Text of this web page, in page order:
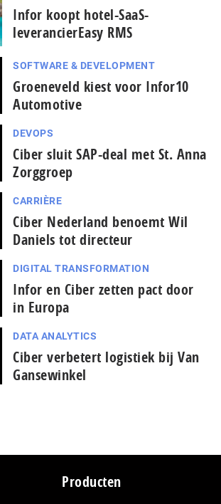
Infor koopt hotel-SaaS-
leverancierEasy RMS
SOFTWARE & DEVELOPMENT
Groeneveld kiest voor Infor10
Automotive
DEVOPS
Ciber sluit SAP-deal met St. Anna
Zorggroep
CARRIÈRE
Ciber Nederland benoemt Wil
Daniels tot directeur
DIGITAL TRANSFORMATION
Infor en Ciber zetten pact door
in Europa
DATA ANALYTICS
Ciber verbetert logistiek bij Van
Gansewinkel
Producten